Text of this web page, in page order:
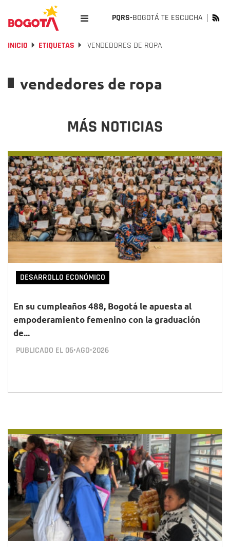
PQRS-BOGOTÁ TE ESCUCHA
INICIO ETIQUETAS VENDEDORES DE ROPA
vendedores de ropa
MÁS NOTICIAS
DESARROLLO ECONÓMICO
En su cumpleaños 488, Bogotá le apuesta al
empoderamiento femenino con la graduación
de...
PUBLICADO EL 06•AGO•2026